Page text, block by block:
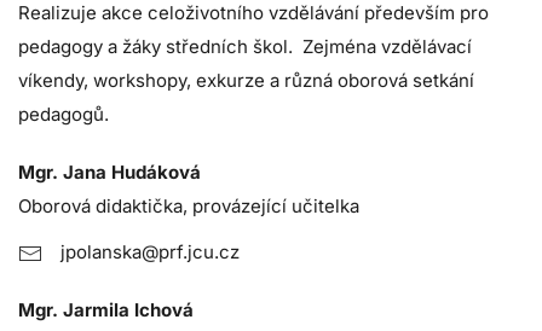
Realizuje akce celoživotního vzdělávání především pro
pedagogy a žáky středních škol. Zejména vzdělávací
víkendy, workshopy, exkurze a různá oborová setkání
pedagogů.
Mgr. Jana Hudáková
Oborová didaktička, provázející učitelka
jpolanska@prf.jcu.cz
Mgr. Jarmila Ichová